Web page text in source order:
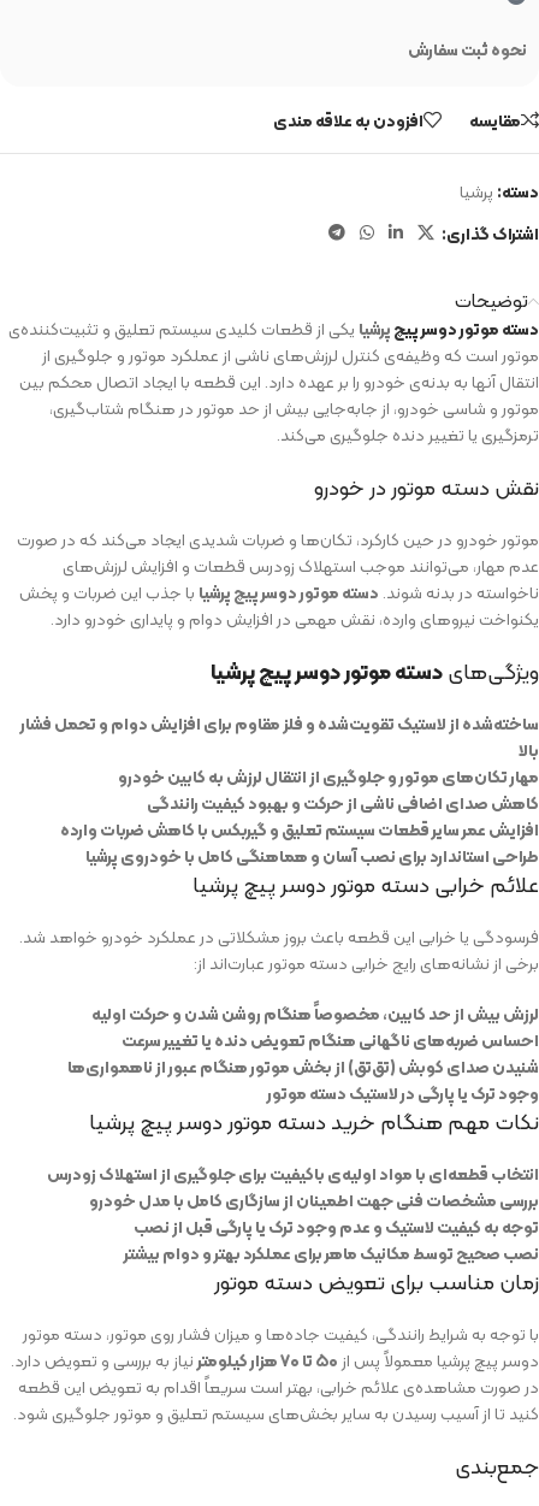
نحوه ثبت سفارش
مقایسه افزودن به علاقه مندی
دسته: پرشیا
اشتراک گذاری:
توضیحات
دسته‌ موتور دو‌سر پیچپرشیا یکی از قطعات کلیدی سیستم تعلیق و تثبیت‌کننده‌ی
موتور است که وظیفه‌ی کنترل لرزش‌های ناشی از عملکرد موتور و جلوگیری از
انتقال آنها به بدنه‌ی خودرو را بر عهده دارد. این قطعه با ایجاد اتصال محکم بین
موتور و شاسی خودرو، از جابه‌جایی بیش از حد موتور در هنگام شتاب‌گیری،
ترمزگیری یا تغییر دنده جلوگیری می‌کند.
نقش دسته‌ موتور در خودرو
موتور خودرو در حین کارکرد، تکان‌ها و ضربات شدیدی ایجاد می‌کند که در صورت
عدم مهار، می‌توانند موجب استهلاک زودرس قطعات و افزایش لرزش‌های
ناخواسته در بدنه شوند. دسته‌ موتور دو‌سر پیچ پرشیا با جذب این ضربات و پخش
یکنواخت نیروهای وارده، نقش مهمی در افزایش دوام و پایداری خودرو دارد.
ویژگی‌هایدسته‌ موتور دو‌سر پیچ پرشیا
ساخته‌شده از لاستیک تقویت‌شده و فلز مقاوم برای افزایش دوام و تحمل فشار
بالا
مهار تکان‌های موتور و جلوگیری از انتقال لرزش به کابین خودرو
کاهش صدای اضافی ناشی از حرکت و بهبود کیفیت رانندگی
افزایش عمر سایر قطعات سیستم تعلیق و گیربکس با کاهش ضربات وارده
طراحی استاندارد برای نصب آسان و هماهنگی کامل با خودروی پرشیا
علائم خرابی دسته موتور دوسر پیچ پرشیا
فرسودگی یا خرابی این قطعه باعث بروز مشکلاتی در عملکرد خودرو خواهد شد.
برخی از نشانه‌های رایج خرابی دسته‌ موتور عبارت‌اند از:
لرزش بیش از حد کابین، مخصوصاً هنگام روشن شدن و حرکت اولیه
احساس ضربه‌های ناگهانی هنگام تعویض دنده یا تغییر سرعت
شنیدن صدای کوبش (تق‌تق) از بخش موتور هنگام عبور از ناهمواری‌ها
وجود ترک یا پارگی در لاستیک دسته‌ موتور
نکات مهم هنگام خرید دسته موتور دوسر پیچ پرشیا
انتخاب قطعه‌ای با مواد اولیه‌ی باکیفیت برای جلوگیری از استهلاک زودرس
بررسی مشخصات فنی جهت اطمینان از سازگاری کامل با مدل خودرو
توجه به کیفیت لاستیک و عدم وجود ترک یا پارگی قبل از نصب
نصب صحیح توسط مکانیک ماهر برای عملکرد بهتر و دوام بیشتر
زمان مناسب برای تعویض دسته‌ موتور
با توجه به شرایط رانندگی، کیفیت جاده‌ها و میزان فشار روی موتور، دسته موتور
دوسر پیچ پرشیا معمولاً پس از ۵۰ تا ۷۰ هزار کیلومتر
نیاز به بررسی و تعویض دارد.
در صورت مشاهده‌ی علائم خرابی، بهتر است سریعاً اقدام به تعویض این قطعه
کنید تا از آسیب رسیدن به سایر بخش‌های سیستم تعلیق و موتور جلوگیری شود.
جمع‌بندی